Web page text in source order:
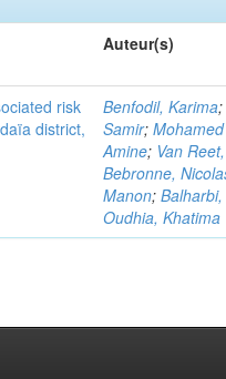
Auteur(s)
risk
district,
Benfodil, Karima
Samir;
Amine; Van
Bebronne,
Manon;
Oudhia, Khatima